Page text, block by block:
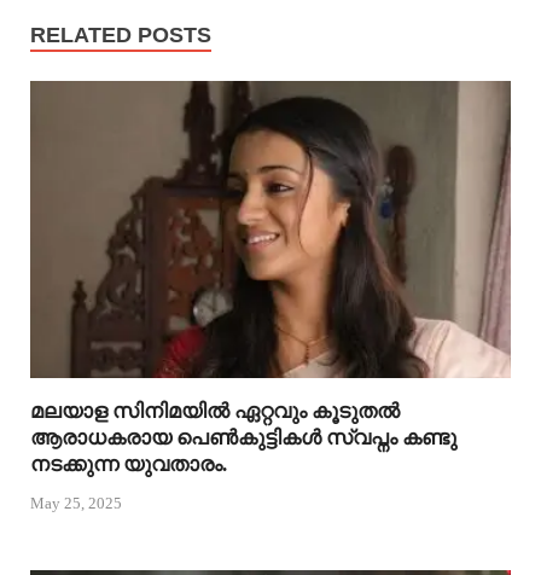
RELATED POSTS
മലയാള സിനിമയിൽ ഏറ്റവും കൂടുതൽ
ആരാധകരായ പെൺകുട്ടികൾ സ്വപ്നം കണ്ടു
നടക്കുന്ന യുവതാരം.
May 25, 2025